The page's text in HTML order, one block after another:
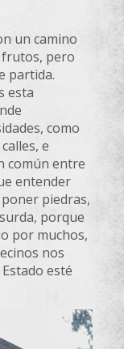
un camino
frutos, pero
partida.
esta
como
e
común entre
entender
piedras,
porque
por muchos,
nos
esté